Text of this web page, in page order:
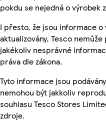
pokdu se nejedná o výrobek
I přesto, že jsou informace
aktualizovány, Tesco
jakékoliv nesprávné
práva dle zákona.
Tyto informace jsou
nemohou být jakkoliv
souhlasu Tesco Stores
zdroje.